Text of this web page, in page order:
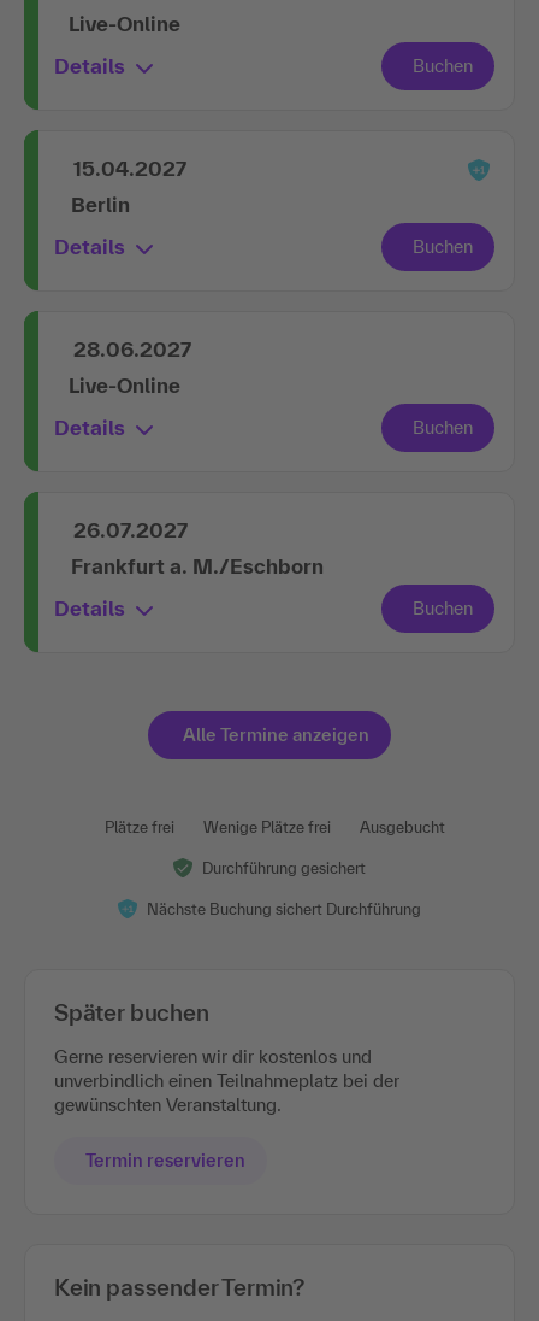
Live-Online
Details
15.04.2027
Berlin
Details
28.06.2027
Live-Online
Details
26.07.2027
Frankfurt a. M./Eschborn
Details
Alle Termine anzeigen
Plätze frei Wenige Plätze frei Ausgebucht
Durchführung gesichert
Nächste Buchung sichert Durchführung
Später buchen
Gerne reservieren wir dir kostenlos und
unverbindlich einen Teilnahmeplatz bei der
gewünschten Veranstaltung.
Termin reservieren
Kein passender Termin?